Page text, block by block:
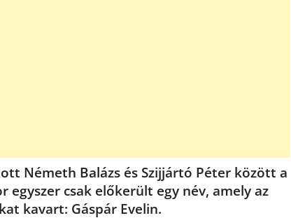
Németh Balázs és Szijjártó Péter között a
egyszer csak előkerült egy név, amely az
kavart: Gáspár Evelin.